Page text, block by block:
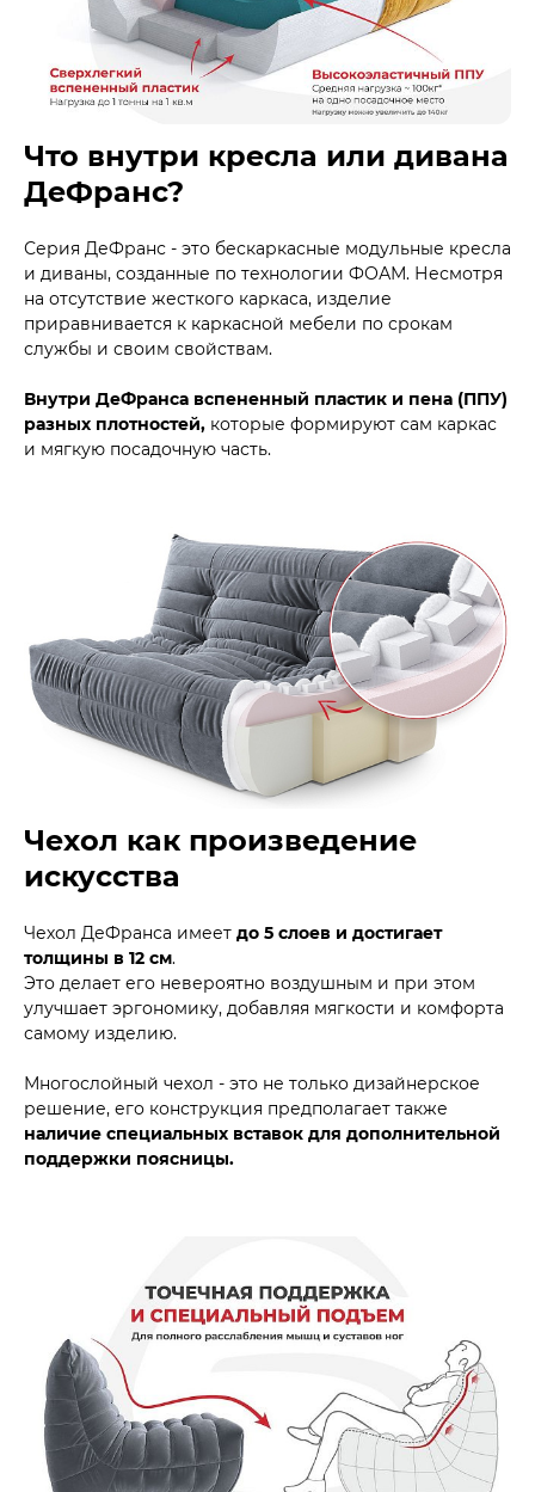
Что внутри кресла или дивана
ДеФранс?
Серия ДеФранс - это бескаркасные модульные кресла
и диваны, созданные по технологии ФОАМ. Несмотря
на отсутствие жесткого каркаса, изделие
приравнивается к каркасной мебели по срокам
службы и своим свойствам.
Внутри ДеФранса вспененный пластик и пена (ППУ)
разных плотностей, которые формируют сам каркас
и мягкую посадочную часть.
Чехол как произведение
искусства
Чехол ДеФранса имеет до 5 слоев и достигает
толщины в 12 см.
Это делает его невероятно воздушным и при этом
улучшает эргономику, добавляя мягкости и комфорта
самому изделию.
Многослойный чехол - это не только дизайнерское
решение, его конструкция предполагает также
наличие специальных вставок для дополнительной
поддержки поясницы.